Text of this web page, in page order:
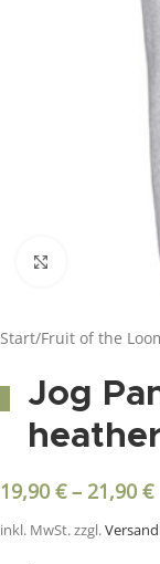
Click to
Start/Fruit of the
Jog
19,90 €– 21,90 €
inkl. MwSt.zzgl.